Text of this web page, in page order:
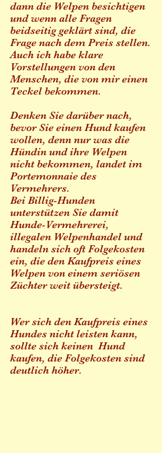
dann die Welpen besichtigen
und wenn alle Fragen
beidseitig geklärt sind, die
Frage nach dem Preis stellen.
Auch ich habe klare
Vorstellungen von den
Menschen, die von mir einen
Teckel bekommen.
Denken Sie darüber nach,
bevor Sie einen Hund kaufen
wollen, denn nur was die
Hündin und ihre Welpen
nicht bekommen, landet im
Portemonnaie des
Vermehrers.
Bei Billig-Hunden
unterstützen Sie damit
Hunde-Vermehrerei,
illegalen Welpenhandel und
handeln sich oft Folgekosten
ein, die den Kaufpreis eines
Welpen von einem seriösen
Züchter weit übersteigt.
Wer sich den Kaufpreis eines
Hundes nicht leisten kann,
sollte sich keinen Hund
kaufen, die Folgekosten sind
deutlich höher.